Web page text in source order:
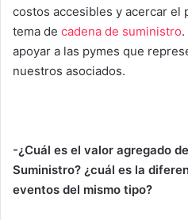
costos accesibles y acercar el
tema de cadena de suministro
apoyar a las pymes que
nuestros asociados.
-¿Cuál es el valor agregado
Suministro? ¿cuál es la
eventos del mismo tipo?